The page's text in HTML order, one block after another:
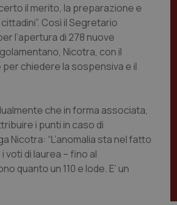
il merito, la preparazione e
Così il Segretario
l’apertura di 278 nuove
Nicotra, con il
chiedere la sospensiva e il
che in forma associata,
i punti in caso di
Nicotra: “L’anomalia sta nel fatto
di laurea – fino al
quanto un 110 e lode. E’ un